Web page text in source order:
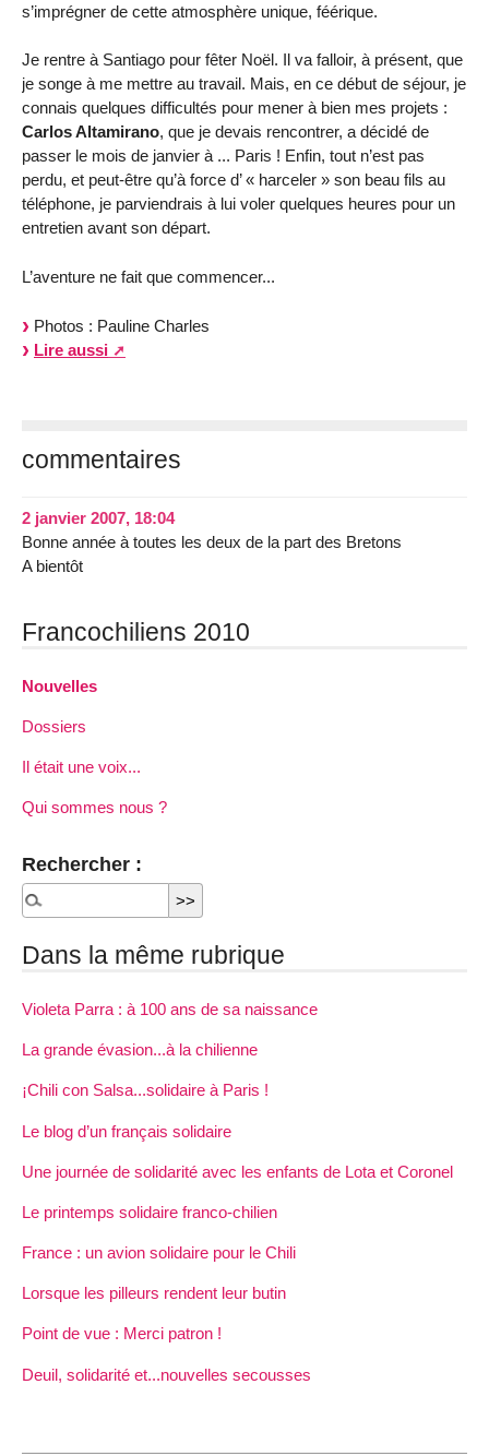
s’imprégner de cette atmosphère unique, féérique.
Je rentre à Santiago pour fêter Noël. Il va falloir, à présent, que
je songe à me mettre au travail. Mais, en ce début de séjour, je
connais quelques difficultés pour mener à bien mes projets :
Carlos Altamirano, que je devais rencontrer, a décidé de
passer le mois de janvier à ... Paris ! Enfin, tout n’est pas
perdu, et peut-être qu’à force d’ « harceler » son beau fils au
téléphone, je parviendrais à lui voler quelques heures pour un
entretien avant son départ.
L’aventure ne fait que commencer...
Photos : Pauline Charles
Lire aussi
commentaires
2 janvier 2007, 18:04
Bonne année à toutes les deux de la part des Bretons
A bientôt
Francochiliens 2010
Nouvelles
Dossiers
Il était une voix...
Qui sommes nous ?
Rechercher :
Dans la même rubrique
Violeta Parra : à 100 ans de sa naissance
La grande évasion...à la chilienne
¡Chili con Salsa...solidaire à Paris !
Le blog d’un français solidaire
Une journée de solidarité avec les enfants de Lota et Coronel
Le printemps solidaire franco-chilien
France : un avion solidaire pour le Chili
Lorsque les pilleurs rendent leur butin
Point de vue : Merci patron !
Deuil, solidarité et...nouvelles secousses